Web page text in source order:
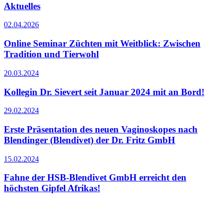
Aktuelles
02.04.2026
Online Seminar Züchten mit Weitblick: Zwischen
Tradition und Tierwohl
20.03.2024
Kollegin Dr. Sievert seit Januar 2024 mit an Bord!
29.02.2024
Erste Präsentation des neuen Vaginoskopes nach
Blendinger (Blendivet) der Dr. Fritz GmbH
15.02.2024
Fahne der HSB-Blendivet GmbH erreicht den
höchsten Gipfel Afrikas!